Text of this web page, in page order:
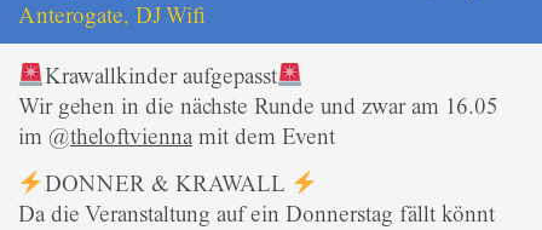
Anterogate, DJ Wifi
Krawallkinder aufgepasst
Wir gehen in die nächste Runde und zwar am 16.05
im @theloftviennamit dem Event
DONNER & KRAWALL
Da die Veranstaltung auf ein Donnerstag fällt könnt